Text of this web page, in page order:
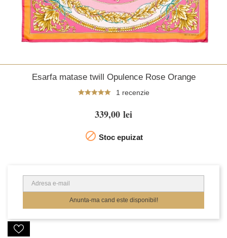
Esarfa matase twill Opulence Rose Orange
1 recenzie
339,00 lei
 Stoc epuizat
Anunta-ma cand este disponibil!